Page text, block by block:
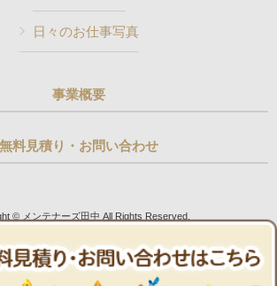
日々のお仕事写真
事業概要
無料見積り・お問い合わせ
© メンテナーズ田中 All Rights Reserved.